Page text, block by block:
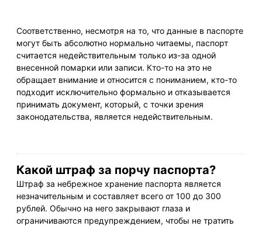
Соответственно, несмотря на то, что данные в паспорте
могут быть абсолютно нормально читаемы, паспорт
считается недействительным только из-за одной
внесенной помарки или записи. Кто-то на это не
обращает внимание и относится с пониманием, кто-то
подходит исключительно формально и отказывается
принимать документ, который, с точки зрения
законодательства, является недействительным.
Какой штраф за порчу паспорта?
Штраф за небрежное хранение паспорта является
незначительным и составляет всего от 100 до 300
рублей. Обычно на него закрывают глаза и
ограничиваются предупреждением, чтобы не тратить